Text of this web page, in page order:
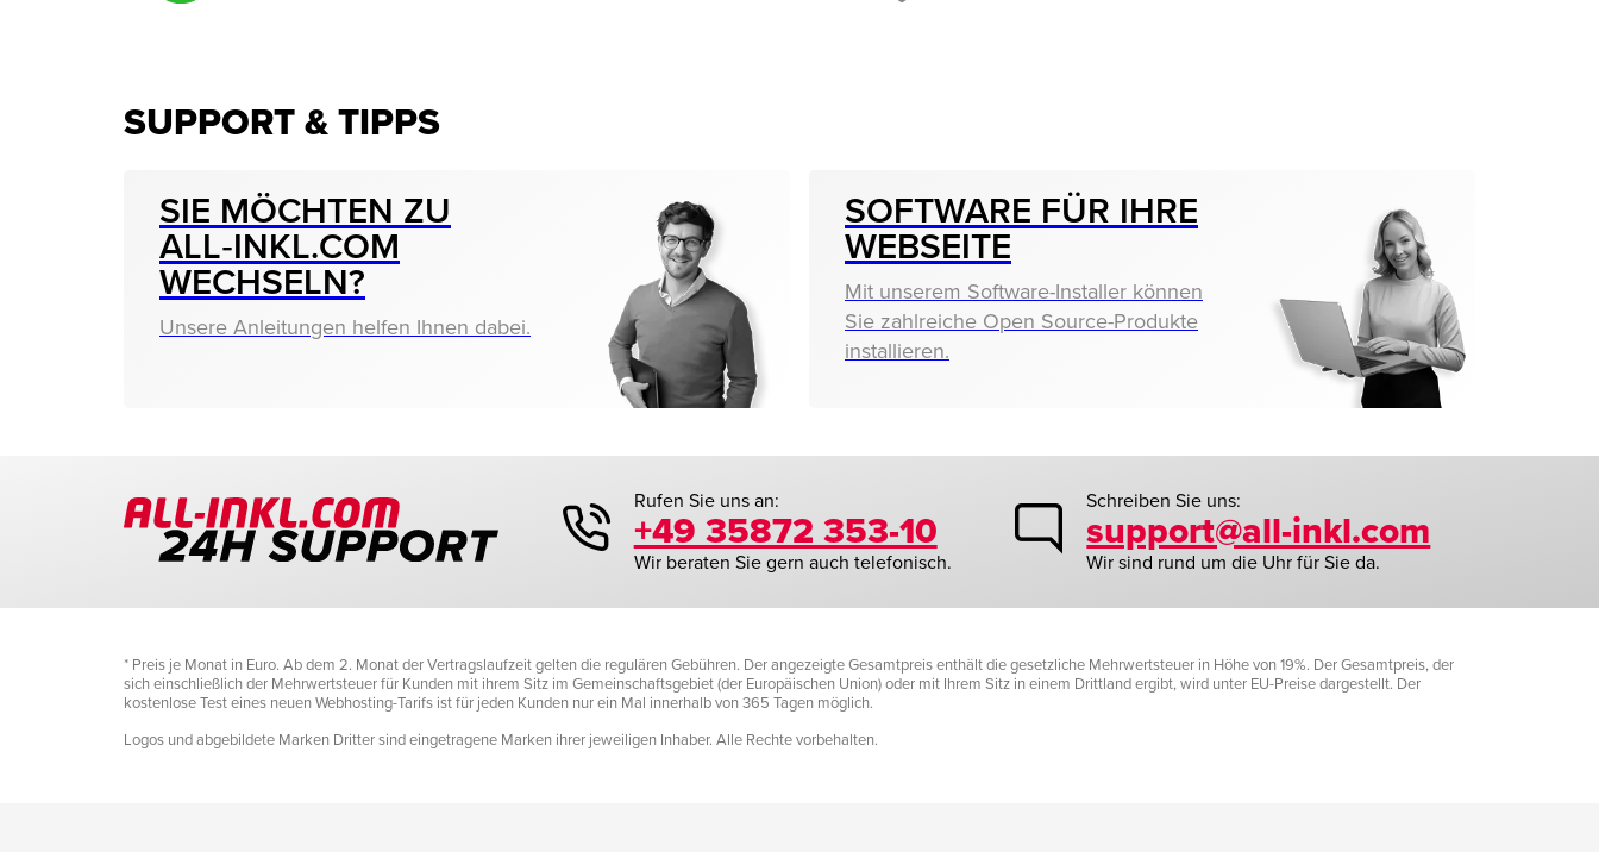
SUPPORT & TIPPS
SIE MÖCHTEN ZU
ALL‑INKL.COM
WECHSELN?
Unsere Anleitungen helfen Ihnen dabei.
SOFTWARE FÜR IHRE
WEBSEITE
Mit unserem Software-Installer können
Sie zahlreiche Open Source-Produkte
installieren.
Rufen Sie uns an:
+49 35872 353-10
Wir beraten Sie gern auch telefonisch.
Schreiben Sie uns:
support@all-inkl.com
Wir sind rund um die Uhr für Sie da.
* Preis je Monat in Euro. Ab dem 2. Monat der Vertragslaufzeit gelten die regulären Gebühren. Der angezeigte Gesamtpreis enthält die gesetzliche Mehrwertsteuer in Höhe von 19%. Der Gesamtpreis, der
sich einschließlich der Mehrwertsteuer für Kunden mit ihrem Sitz im Gemeinschaftsgebiet (der Europäischen Union) oder mit Ihrem Sitz in einem Drittland ergibt, wird unter EU-Preise dargestellt. Der
kostenlose Test eines neuen Webhosting-Tarifs ist für jeden Kunden nur ein Mal innerhalb von 365 Tagen möglich.
Logos und abgebildete Marken Dritter sind eingetragene Marken ihrer jeweiligen Inhaber. Alle Rechte vorbehalten.